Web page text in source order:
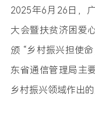
2025年6月26日，
大会暨扶贫济困爱
颁 “乡村振兴担使
东省通信管理局主
乡村振兴领域作出